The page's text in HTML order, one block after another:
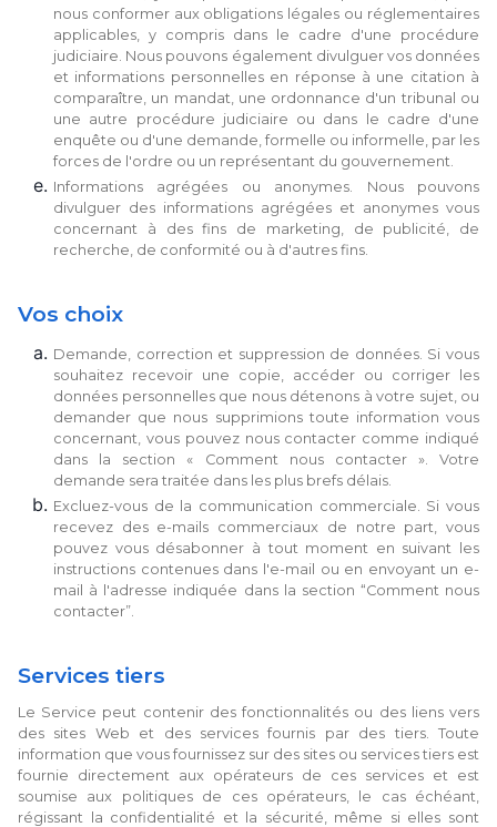
nous conformer aux obligations légales ou réglementaires
applicables, y compris dans le cadre d'une procédure
judiciaire. Nous pouvons également divulguer vos données
et informations personnelles en réponse à une citation à
comparaître, un mandat, une ordonnance d'un tribunal ou
une autre procédure judiciaire ou dans le cadre d'une
enquête ou d'une demande, formelle ou informelle, par les
forces de l'ordre ou un représentant du gouvernement.
Informations agrégées ou anonymes. Nous pouvons
divulguer des informations agrégées et anonymes vous
concernant à des fins de marketing, de publicité, de
recherche, de conformité ou à d'autres fins.
Vos choix
Demande, correction et suppression de données. Si vous
souhaitez recevoir une copie, accéder ou corriger les
données personnelles que nous détenons à votre sujet, ou
demander que nous supprimions toute information vous
concernant, vous pouvez nous contacter comme indiqué
dans la section « Comment nous contacter ». Votre
demande sera traitée dans les plus brefs délais.
Excluez-vous de la communication commerciale. Si vous
recevez des e-mails commerciaux de notre part, vous
pouvez vous désabonner à tout moment en suivant les
instructions contenues dans l'e-mail ou en envoyant un e-
mail à l'adresse indiquée dans la section “Comment nous
contacter”.
Services tiers
Le Service peut contenir des fonctionnalités ou des liens vers
des sites Web et des services fournis par des tiers. Toute
information que vous fournissez sur des sites ou services tiers est
fournie directement aux opérateurs de ces services et est
soumise aux politiques de ces opérateurs, le cas échéant,
régissant la confidentialité et la sécurité, même si elles sont